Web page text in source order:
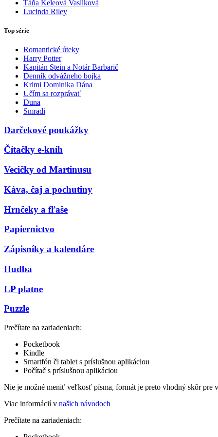
Táňa Keleová Vasilková
Lucinda Riley
Top série
Romantické úteky
Harry Potter
Kapitán Stein a Notár Barbarič
Denník odvážneho bojka
Krimi Dominika Dána
Učím sa rozprávať
Duna
Smradi
Darčekové poukážky
Čítačky e-kníh
Vecičky od Martinusu
Káva, čaj a pochutiny
Hrnčeky a fľaše
Papiernictvo
Zápisníky a kalendáre
Hudba
LP platne
Puzzle
Prečítate na zariadeniach:
Pocketbook
Kindle
Smartfón či tablet s príslušnou aplikáciou
Počítač s príslušnou aplikáciou
Nie je možné meniť veľkosť písma, formát je preto vhodný skôr pre
Viac informácií v našich návodoch
Prečítate na zariadeniach: